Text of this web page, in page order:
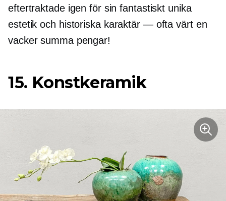
eftertraktade igen för sin fantastiskt unika
estetik och historiska karaktär — ofta värt en
vacker summa pengar!
15. Konstkeramik